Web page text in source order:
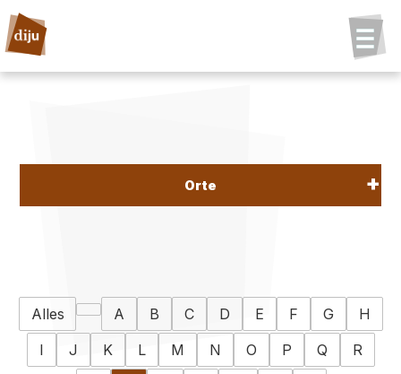
Orte
Alles A B C D E F G
H
I
J K L M N O P Q
R